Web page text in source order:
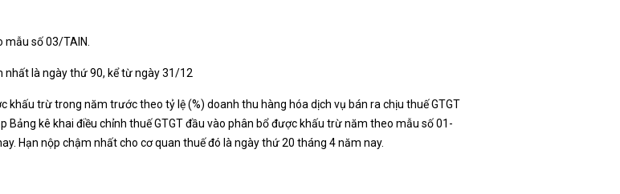
số 03/TAIN.
nhất là ngày thứ 90, kể từ ngày 31/12
khấu trừ trong năm trước theo tỷ lệ (%) doanh thu hàng hóa dịch vụ bán ra chịu thuế GTGT
kê khai điều chỉnh thuế GTGT đầu vào phân bổ được khấu trừ năm theo mẫu số 01-
Hạn nộp chậm nhất cho cơ quan thuế đó là ngày thứ 20 tháng 4 năm nay.